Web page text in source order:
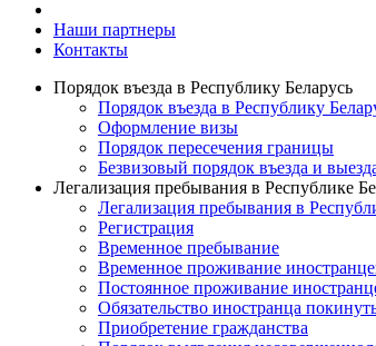
Наши партнеры
Контакты
Порядок въезда в Республику Беларусь
Порядок въезда в Республику
Оформление визы
Порядок пересечения границы
Безвизовый порядок въезда и
Легализация пребывания в Республике
Легализация пребывания в
Регистрация
Временное пребывание
Временное проживание
Постоянное проживание
Обязательство иностранца
Приобретение гражданства